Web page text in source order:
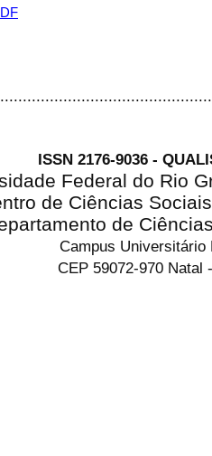
ISSN 2176-9036 -
Federal do Rio
de Ciências
de
Campus Universitário
CEP 59072-970 Natal